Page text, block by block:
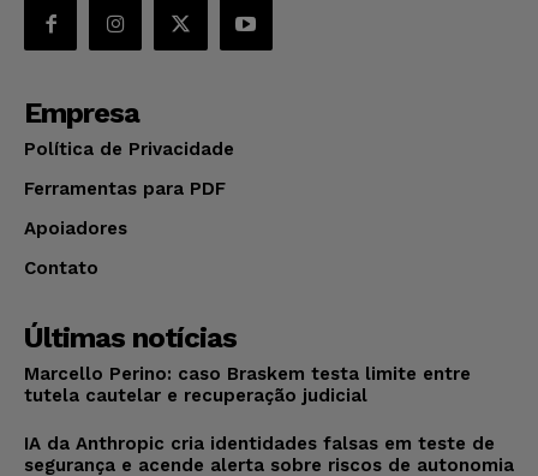
Empresa
Política de Privacidade
Ferramentas para PDF
Apoiadores
Contato
Últimas notícias
Marcello Perino: caso Braskem testa limite entre
tutela cautelar e recuperação judicial
IA da Anthropic cria identidades falsas em teste de
segurança e acende alerta sobre riscos de autonomia